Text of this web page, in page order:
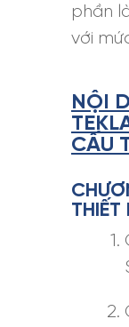
phần
với
NỘI
CẤU
THIẾT